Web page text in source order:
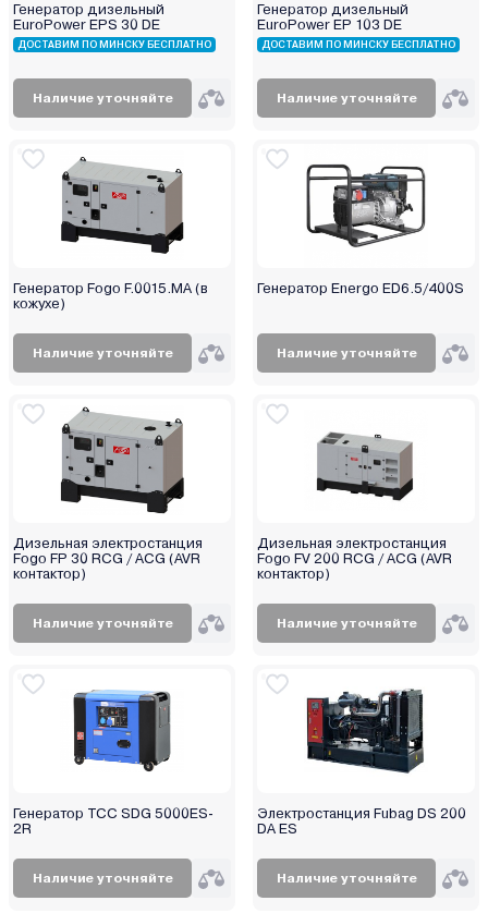
Kronwerk
Lifan
Link Lion
Loncin
Magnum
Makita
Mateus
Mikkeli
MTX
Nikkey
Orbis
P.I.T.
Partisan
Profipower
Rato
Rid
Ryobi
SBK
SDMO
Shtenli
Spec
Генератор дизельный
EuroPower EPS 30 DE
ДОСТАВИМ ПО МИНСКУ БЕСПЛАТНО
Наличие уточняйте
Генератор дизельный
EuroPower EP 103 DE
ДОСТАВИМ ПО МИНСКУ БЕСПЛАТНО
Наличие уточняйте
Генератор Fogo F.0015.MA (в
кожухе)
Наличие уточняйте
Генератор Energo ED6.5/400S
Наличие уточняйте
Дизельная электростанция
Fogo FP 30 RCG / ACG (AVR
контактор)
Наличие уточняйте
Дизельная электростанция
Fogo FV 200 RCG / ACG (AVR
контактор)
Наличие уточняйте
Генератор ТСС SDG 5000ES-
2R
Наличие уточняйте
Электростанция Fubag DS 200
DA ES
Наличие уточняйте